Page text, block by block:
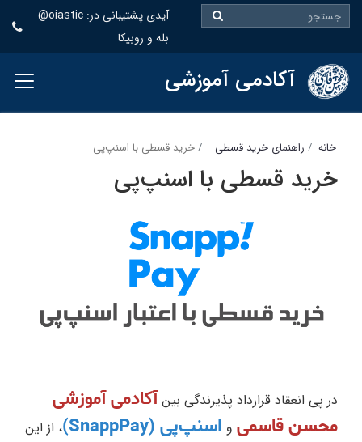
@oiastic :آیدی پشتیبانی در
بله و روبیکا
آکادمی آموزشی
خانه راهنمای خرید قسطی خرید قسطی با اسنپ‌پی
خرید قسطی با اسنپ‌پی
در پی انعقاد قرارداد پذیرندگی بین آکادمی آموزشی
محسن قاسمی و اسنپ‌پی (SnappPay)
، از این